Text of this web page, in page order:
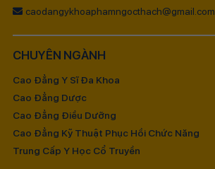
caodangykhoaphamngocthach@gmail.com
CHUYÊN NGÀNH
Cao Đẳng Y Sĩ Đa Khoa
Cao Đẳng Dược
Cao Đẳng Điều Dưỡng
Cao Đẳng Kỹ Thuật Phục Hồi Chức Năng
Trung Cấp Y Học Cổ Truyền